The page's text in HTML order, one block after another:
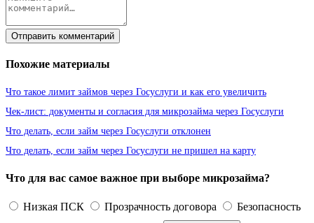
Отправить комментарий
Похожие материалы
Что такое лимит займов через Госуслуги и как его увеличить
Чек-лист: документы и согласия для микрозайма через Госуслуги
Что делать, если займ через Госуслуги отклонен
Что делать, если займ через Госуслуги не пришел на карту
Что для вас самое важное при выборе микрозайма?
Низкая ПСК Прозрачность договора Безопасность